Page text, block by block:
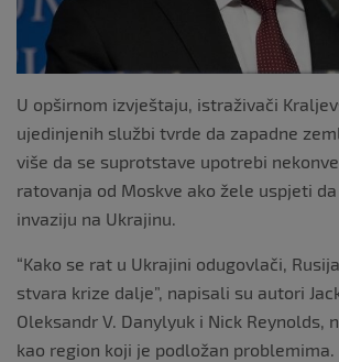
U opširnom izvještaju, istraživači
ujedinjenih službi tvrde da zapadne
više da se suprotstave upotrebi
ratovanja od Moskve ako žele uspjeti
invaziju na Ukrajinu.
“Kako se rat u Ukrajini odugovlači,
stvara krize dalje”, napisali su autori
Oleksandr V. Danylyuk i Nick Reynolds,
kao region koji je podložan problemima.